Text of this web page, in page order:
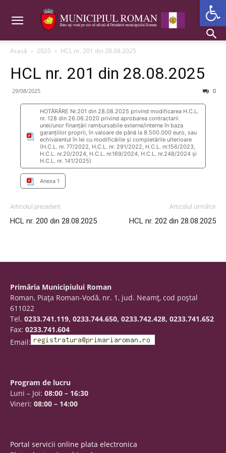
Acasă 2025 HCL nr. 201 din 28.08.2025
HCL nr. 201 din 28.08.2025
29/08/2025 0
HOTĂRÂRE Nr.201 din 28.08.2025 privind modificarea H.C.L.
nr. 128 din 26.06.2020 privind aprobarea contractarii
unei/unor finanțări rambursabile externe/interne în baza
garanțiilor proprii, în valoare de până la 8.500.000 euro, sau
echivalentul în lei cu modificările și completările ulterioare
(H.C.L. nr. 77/2022, H.C.L. nr. 291/2022, H.C.L. nr.156/2023,
H.C.L. nr.20/2024, H.C.L. nr.169/2024, H.C.L. nr.248/2024 și
H.C.L. nr. 141/2025)
Anexa 1
Articolul precedent
HCL nr. 200 din 28.08.2025
Articolul următor
HCL nr. 202 din 28.08.2025
Primăria Municipiului Roman
Roman, Piaţa Roman-Vodă, nr. 1, jud. Neamţ, cod poştal
611022
Tel. 0233.741.119, 0233.744.650, 0233.742.428, 0233.741.652
Fax: 0233.741.604
Email:
Program de lucru
Luni – Joi: 08:00 – 16:30
Vineri: 08:00 – 14:00
Portal servicii online plata electronica